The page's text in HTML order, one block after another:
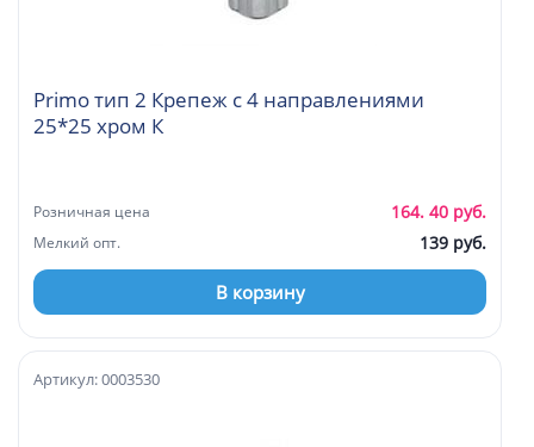
Primo тип 2 Крепеж с 4 направлениями
25*25 хром К
Розничная цена 164. 40 руб.
Мелкий опт. 139 руб.
В корзину
Артикул: 0003530